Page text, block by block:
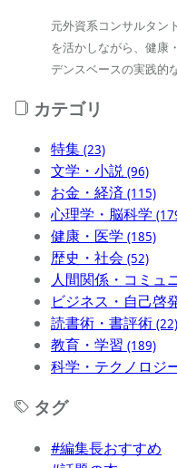
元外資系コンサルタン
を活かしながら、健康
デンスベースの実践的
カテゴリ
特集 (23)
文学・小説 (96)
お金・経済 (115)
心理学・脳科学
健康・医学 (185)
歴史・社会 (52)
人間関係・コミュ
ビジネス・自己啓
読書術・書評術 (22)
教育・学習 (189)
科学・テクノロジ
タグ
#編集長おすすめ